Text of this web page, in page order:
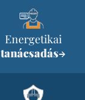
Energetikai
tanácsadás→